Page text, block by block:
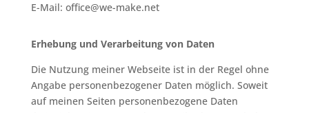
E-Mail: office@we-make.net
Erhebung und Verarbeitung von Daten
Die Nutzung meiner Webseite ist in der Regel ohne
Angabe personenbezogener Daten möglich. Soweit
auf meinen Seiten personenbezogene Daten